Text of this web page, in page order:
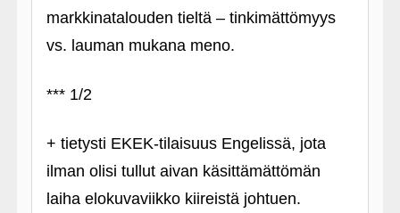
markkinatalouden tieltä – tinkimättömyys
vs. lauman mukana meno.
*** 1/2
+ tietysti EKEK-tilaisuus Engelissä, jota
ilman olisi tullut aivan käsittämättömän
laiha elokuvaviikko kiireistä johtuen.